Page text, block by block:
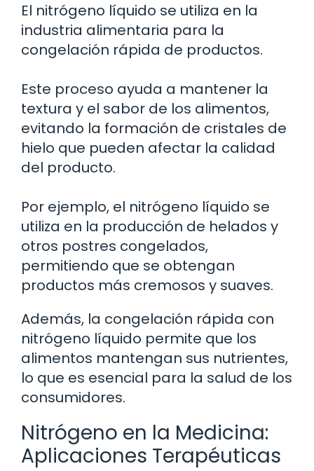
El nitrógeno líquido se utiliza en la
industria alimentaria para la
congelación rápida de productos.
Este proceso ayuda a mantener la
textura y el sabor de los alimentos,
evitando la formación de cristales de
hielo que pueden afectar la calidad
del producto.
Por ejemplo, el nitrógeno líquido se
utiliza en la producción de helados y
otros postres congelados,
permitiendo que se obtengan
productos más cremosos y suaves.
Además, la congelación rápida con
nitrógeno líquido permite que los
alimentos mantengan sus nutrientes,
lo que es esencial para la salud de los
consumidores.
Nitrógeno en la Medicina:
Aplicaciones Terapéuticas